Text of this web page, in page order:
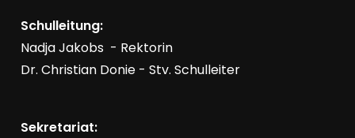
Schulleitung:
Nadja Jakobs - Rektorin
Dr. Christian Donie - Stv. Schulleiter
Sekretariat: